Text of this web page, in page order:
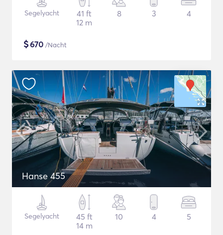
Segelyacht
41 ft
12 m
8 3 4
$670 /Nacht
Hanse 455
Segelyacht
45 ft
14 m
10 4 5